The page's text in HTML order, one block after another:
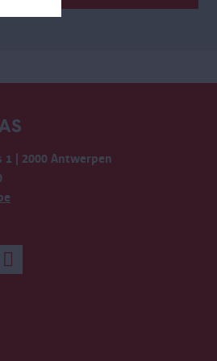
1 | 2000 Antwerpen